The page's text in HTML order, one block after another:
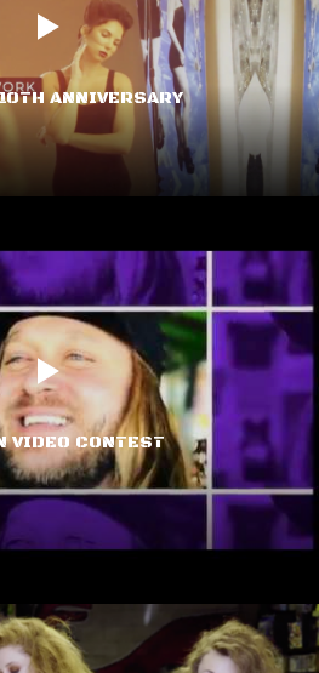
ANNIVERSARY
VIDEO CONTEST